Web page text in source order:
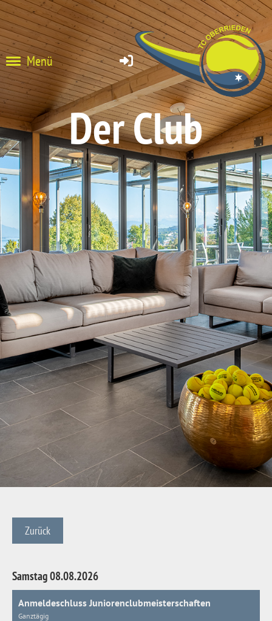
Menü
Der Club
Zurück
Samstag 08.08.2026
Anmeldeschluss Juniorenclubmeisterschaften
Ganztägig